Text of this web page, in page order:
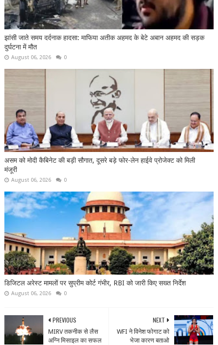
झांसी जाते समय दर्दनाक हादसा: माफिया अतीक अहमद के बेटे अबान अहमद की सड़क
दुर्घटना में मौत
August 06, 2026 0
असम को मोदी कैबिनेट की बड़ी सौगात, दूसरे बड़े फोर-लेन हाईवे प्रोजेक्ट को मिली
मंजूरी
August 06, 2026 0
डिजिटल अरेस्ट मामलों पर सुप्रीम कोर्ट गंभीर, RBI को जारी किए सख्त निर्देश
August 06, 2026 0
NEXT
WFI ने विनेश फोगाट को
भेजा कारण बताओ
PREVIOUS
MIRV तकनीक से लैस
अग्नि मिसाइल का सफल